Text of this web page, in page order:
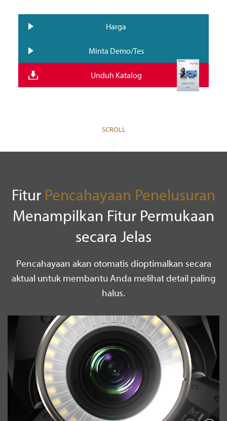
Harga
Minta Demo/Tes
Unduh Katalog
SCROLL
Fitur Pencahayaan Penelusuran
Menampilkan Fitur Permukaan
secara Jelas
Pencahayaan akan otomatis dioptimalkan secara
aktual untuk membantu Anda melihat detail paling
halus.